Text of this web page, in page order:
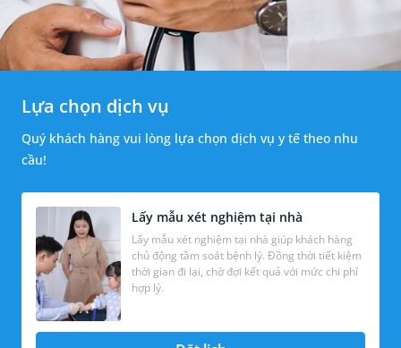
Lựa chọn dịch vụ
Quý khách hàng vui lòng lựa chọn dịch vụ y tế theo nhu
cầu!
Lấy mẫu xét nghiệm tại nhà
Lấy mẫu xét nghiệm tại nhà giúp khách hàng
chủ động tầm soát bệnh lý. Đồng thời tiết kiệm
thời gian đi lại, chờ đợi kết quả với mức chi phí
hợp lý.